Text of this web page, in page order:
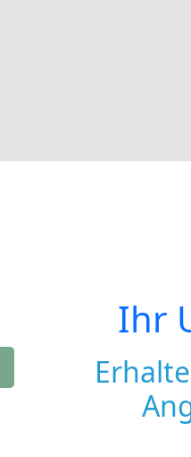
Ihr